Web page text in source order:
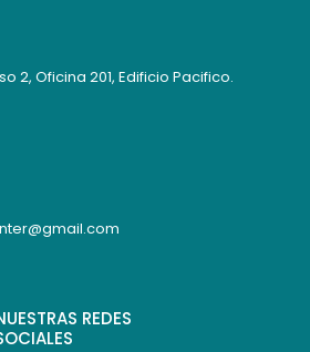
2, Oficina 201, Edificio Pacifico.
REDES